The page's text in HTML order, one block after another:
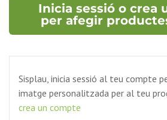
Inicia sessió o crea
per afegir
Sisplau, inicia sessió al teu compte
imatge personalitzada per al teu
crea un compte